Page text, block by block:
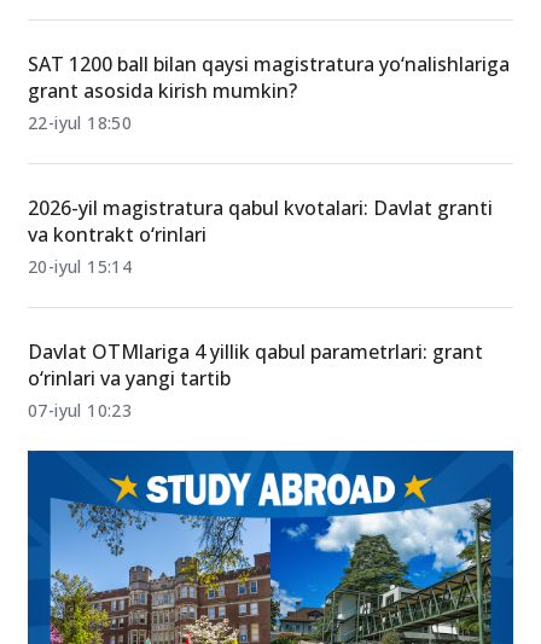
SAT 1200 ball bilan qaysi magistratura yo‘nalishlariga
grant asosida kirish mumkin?
22-iyul 18:50
2026-yil magistratura qabul kvotalari: Davlat granti
va kontrakt o‘rinlari
20-iyul 15:14
Davlat OTMlariga 4 yillik qabul parametrlari: grant
o‘rinlari va yangi tartib
07-iyul 10:23